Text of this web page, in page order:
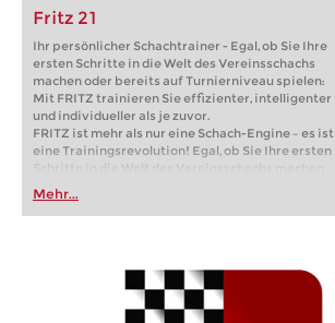
Fritz 21
Ihr persönlicher Schachtrainer - Egal, ob Sie Ihre
ersten Schritte in die Welt des Vereinsschachs
machen oder bereits auf Turnierniveau spielen:
Mit FRITZ trainieren Sie effizienter, intelligenter
und individueller als je zuvor.
FRITZ ist mehr als nur eine Schach-Engine – es ist
eine Trainingsrevolution! Egal, ob Sie Ihre ersten
Schritte in die Welt des Vereinsschachs machen
oder bereits auf Turnierniveau spielen: Mit
FRITZ trainieren Sie effizienter, intelligenter und
individueller als je zuvor.
Mehr...